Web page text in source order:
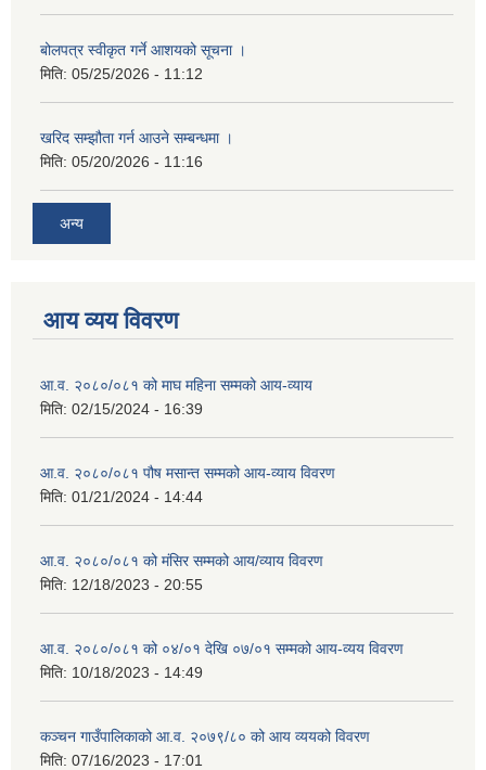
बोलपत्र स्वीकृत गर्ने आशयको सूचना ।
मिति: 05/25/2026 - 11:12
खरिद सम्झौता गर्न आउने सम्बन्धमा ।
मिति: 05/20/2026 - 11:16
अन्य
आय व्यय विवरण
आ.व. २०८०/०८१ को माघ महिना सम्मको आय-व्याय
मिति: 02/15/2024 - 16:39
आ.व. २०८०/०८१ पौष मसान्त सम्मको आय-व्याय विवरण
मिति: 01/21/2024 - 14:44
आ.व. २०८०/०८१ को मंसिर सम्मको आय/व्याय विवरण
मिति: 12/18/2023 - 20:55
आ.व. २०८०/०८१ को ०४/०१ देखि ०७/०१ सम्मको आय-व्यय विवरण
मिति: 10/18/2023 - 14:49
कञ्‍चन गाउँपालिकाको आ.व. २०७९/८० को आय व्ययको विवरण
मिति: 07/16/2023 - 17:01